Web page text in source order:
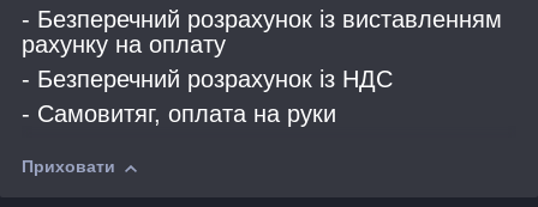
- Безперечний розрахунок із виставленням
рахунку на оплату
- Безперечний розрахунок із НДС
- Самовитяг, оплата на руки
Приховати